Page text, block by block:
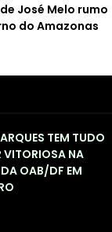
José Melo rumo
do Amazonas
TEM TUDO
VITORIOSA NA
OAB/DF EM